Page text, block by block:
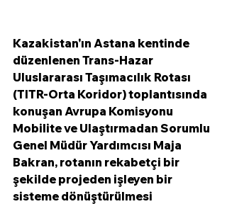
Kazakistan'ın Astana kentinde
düzenlenen Trans-Hazar
Uluslararası Taşımacılık Rotası
(TITR-Orta Koridor) toplantısında
konuşan Avrupa Komisyonu
Mobilite ve Ulaştırmadan Sorumlu
Genel Müdür Yardımcısı Maja
Bakran, rotanın rekabetçi bir
şekilde projeden işleyen bir
sisteme dönüştürülmesi